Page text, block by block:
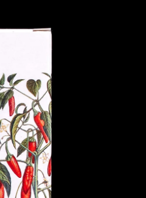
Doporučujeme